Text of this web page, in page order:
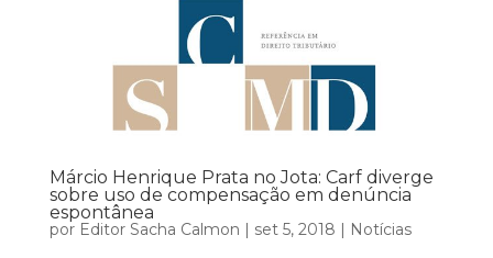
Márcio Henrique Prata no Jota: Carf diverge
sobre uso de compensação em denúncia
espontânea
por Editor Sacha Calmon | set 5, 2018 | Notícias